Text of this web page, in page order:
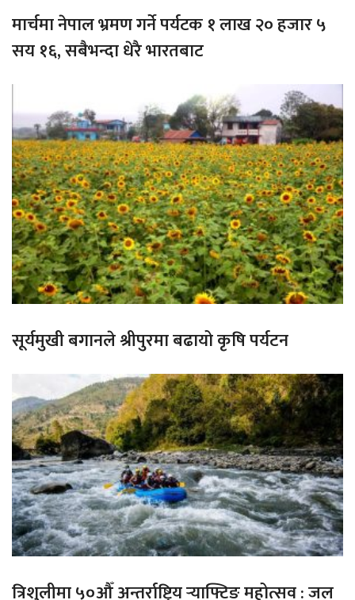
मार्चमा नेपाल भ्रमण गर्ने पर्यटक १ लाख २० हजार ५
सय १६, सबैभन्दा धेरै भारतबाट
सूर्यमुखी बगानले श्रीपुरमा बढायो कृषि पर्यटन
त्रिशुलीमा ५०औँ अन्तर्राष्ट्रिय र्‍याफ्टिङ महोत्सव : जल